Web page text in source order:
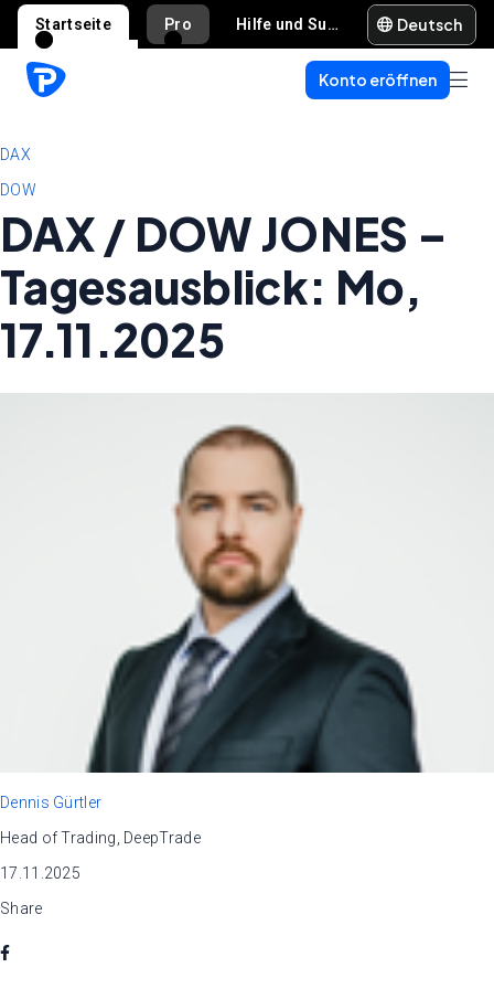
Startseite Pro Hilfe und Support Deutsch
Konto eröffnen
DAX
DOW
DAX / DOW JONES –
Tagesausblick: Mo,
17.11.2025
Dennis Gürtler
Head of Trading, DeepTrade
17.11.2025
Share